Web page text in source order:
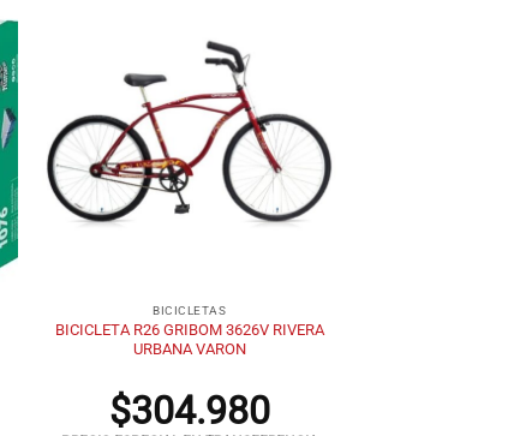
BICICLETAS
BICICLETA R26 GRIBOM 3626V RIVERA
URBANA VARON
$304.980